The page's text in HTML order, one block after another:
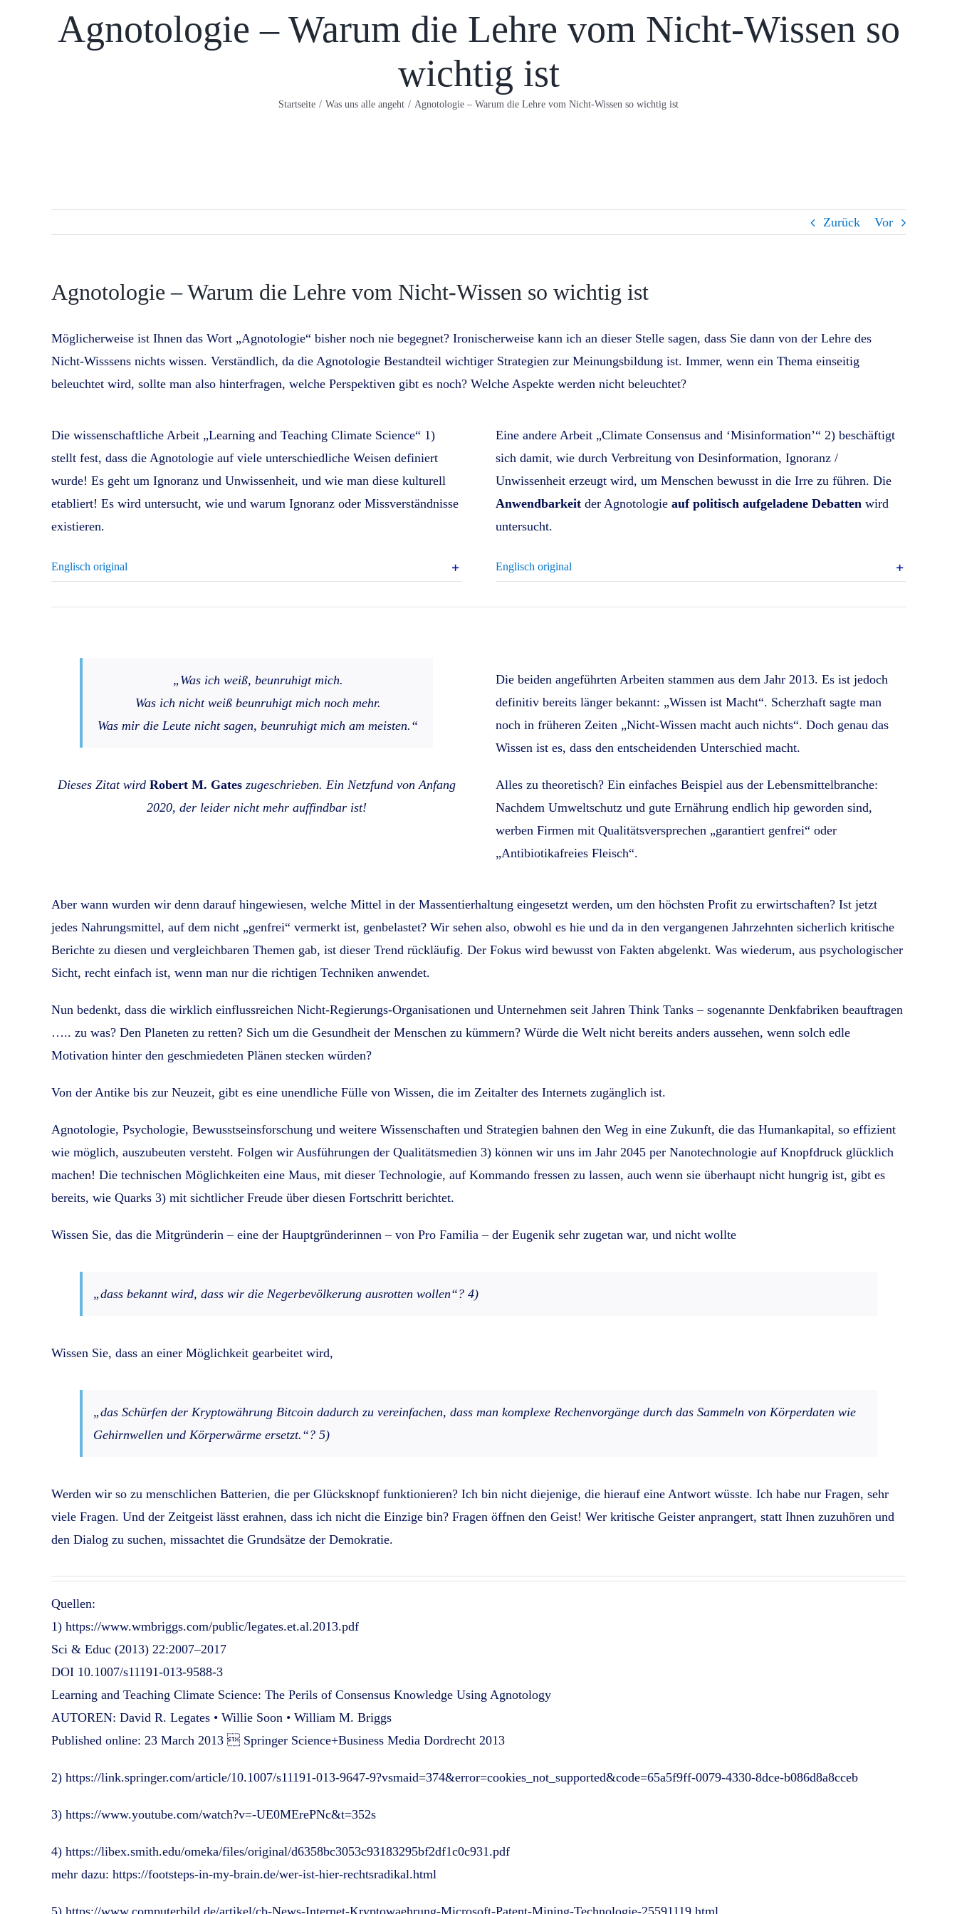
Agnotologie – Warum die Lehre vom Nicht-Wissen so
wichtig ist
Startseite / Was uns alle angeht / Agnotologie – Warum die Lehre vom Nicht-Wissen so wichtig ist
Zurück Vor
Agnotologie – Warum die Lehre vom Nicht-Wissen so wichtig ist
Möglicherweise ist Ihnen das Wort „Agnotologie“ bisher noch nie begegnet? Ironischerweise kann ich an dieser Stelle sagen, dass Sie dann von der Lehre des
Nicht-Wisssens nichts wissen. Verständlich, da die Agnotologie Bestandteil wichtiger Strategien zur Meinungsbildung ist. Immer, wenn ein Thema einseitig
beleuchtet wird, sollte man also hinterfragen, welche Perspektiven gibt es noch? Welche Aspekte werden nicht beleuchtet?
Die wissenschaftliche Arbeit „Learning and Teaching Climate Science“ 1)
stellt fest, dass die Agnotologie auf viele unterschiedliche Weisen definiert
wurde! Es geht um Ignoranz und Unwissenheit, und wie man diese kulturell
etabliert! Es wird untersucht, wie und warum Ignoranz oder Missverständnisse
existieren.
Englisch original
Eine andere Arbeit „Climate Consensus and ‘Misinformation’“ 2) beschäftigt
sich damit, wie durch Verbreitung von Desinformation, Ignoranz /
Unwissenheit erzeugt wird, um Menschen bewusst in die Irre zu führen. Die
Anwendbarkeitder Agnotologie auf politisch aufgeladene Debattenwird
untersucht.
Englisch original
„Was ich weiß, beunruhigt mich.
Was ich nicht weiß beunruhigt mich noch mehr.
Was mir die Leute nicht sagen, beunruhigt mich am meisten.“
Dieses Zitat wird Robert M. Gateszugeschrieben. Ein Netzfund von Anfang
2020, der leider nicht mehr auffindbar ist!
Die beiden angeführten Arbeiten stammen aus dem Jahr 2013. Es ist jedoch
definitiv bereits länger bekannt: „Wissen ist Macht“. Scherzhaft sagte man
noch in früheren Zeiten „Nicht-Wissen macht auch nichts“. Doch genau das
Wissen ist es, dass den entscheidenden Unterschied macht.
Alles zu theoretisch? Ein einfaches Beispiel aus der Lebensmittelbranche:
Nachdem Umweltschutz und gute Ernährung endlich hip geworden sind,
werben Firmen mit Qualitätsversprechen „garantiert genfrei“ oder
„Antibiotikafreies Fleisch“.
Aber wann wurden wir denn darauf hingewiesen, welche Mittel in der Massentierhaltung eingesetzt werden, um den höchsten Profit zu erwirtschaften? Ist jetzt
jedes Nahrungsmittel, auf dem nicht „genfrei“ vermerkt ist, genbelastet? Wir sehen also, obwohl es hie und da in den vergangenen Jahrzehnten sicherlich kritische
Berichte zu diesen und vergleichbaren Themen gab, ist dieser Trend rückläufig. Der Fokus wird bewusst von Fakten abgelenkt. Was wiederum, aus psychologischer
Sicht, recht einfach ist, wenn man nur die richtigen Techniken anwendet.
Nun bedenkt, dass die wirklich einflussreichen Nicht-Regierungs-Organisationen und Unternehmen seit Jahren Think Tanks – sogenannte Denkfabriken beauftragen
….. zu was? Den Planeten zu retten? Sich um die Gesundheit der Menschen zu kümmern? Würde die Welt nicht bereits anders aussehen, wenn solch edle
Motivation hinter den geschmiedeten Plänen stecken würden?
Von der Antike bis zur Neuzeit, gibt es eine unendliche Fülle von Wissen, die im Zeitalter des Internets zugänglich ist.
Agnotologie, Psychologie, Bewusstseinsforschung und weitere Wissenschaften und Strategien bahnen den Weg in eine Zukunft, die das Humankapital, so effizient
wie möglich, auszubeuten versteht. Folgen wir Ausführungen der Qualitätsmedien 3) können wir uns im Jahr 2045 per Nanotechnologie auf Knopfdruck glücklich
machen! Die technischen Möglichkeiten eine Maus, mit dieser Technologie, auf Kommando fressen zu lassen, auch wenn sie überhaupt nicht hungrig ist, gibt es
bereits, wie Quarks 3) mit sichtlicher Freude über diesen Fortschritt berichtet.
Wissen Sie, das die Mitgründerin – eine der Hauptgründerinnen – von Pro Familia – der Eugenik sehr zugetan war, und nicht wollte
„dass bekannt wird, dass wir die Negerbevölkerung ausrotten wollen“? 4)
Wissen Sie, dass an einer Möglichkeit gearbeitet wird,
„das Schürfen der Kryptowährung Bitcoin dadurch zu vereinfachen, dass man komplexe Rechenvorgänge durch das Sammeln von Körperdaten wie
Gehirnwellen und Körperwärme ersetzt.“? 5)
Werden wir so zu menschlichen Batterien, die per Glücksknopf funktionieren? Ich bin nicht diejenige, die hierauf eine Antwort wüsste. Ich habe nur Fragen, sehr
viele Fragen. Und der Zeitgeist lässt erahnen, dass ich nicht die Einzige bin? Fragen öffnen den Geist! Wer kritische Geister anprangert, statt Ihnen zuzuhören und
den Dialog zu suchen, missachtet die Grundsätze der Demokratie.
Quellen:
1) https://www.wmbriggs.com/public/legates.et.al.2013.pdf
Sci & Educ (2013) 22:2007–2017
DOI 10.1007/s11191-013-9588-3
Learning and Teaching Climate Science: The Perils of Consensus Knowledge Using Agnotology
AUTOREN: David R. Legates • Willie Soon • William M. Briggs
Published online: 23 March 2013  Springer Science+Business Media Dordrecht 2013
2) https://link.springer.com/article/10.1007/s11191-013-9647-9?vsmaid=374&error=cookies_not_supported&code=65a5f9ff-0079-4330-8dce-b086d8a8cceb
3) https://www.youtube.com/watch?v=-UE0MErePNc&t=352s
4) https://libex.smith.edu/omeka/files/original/d6358bc3053c93183295bf2df1c0c931.pdf
mehr dazu: https://footsteps-in-my-brain.de/wer-ist-hier-rechtsradikal.html
5) https://www.computerbild.de/artikel/cb-News-Internet-Kryptowaehrung-Microsoft-Patent-Mining-Technologie-25591119.html